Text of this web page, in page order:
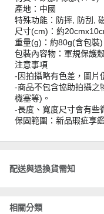
產地：中國
特殊功能：防摔, 防刮,
尺寸(cm)：約
重量(g)：約80g(含包裝)
包裝內容物：軍規保護
注意事項
-因拍攝略有色差，圖片
-商品不包含協助拍攝之
機塞等)。
-長度、寬度尺寸會有些
保固範圍：新品瑕疵享
配送與退換貨需知
相關分類